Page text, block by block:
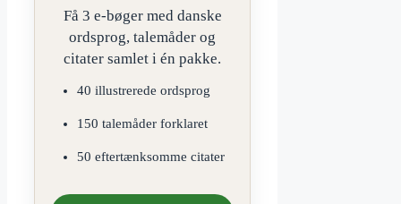
Få 3 e-bøger med danske
ordsprog, talemåder og
citater samlet i én pakke.
40 illustrerede ordsprog
150 talemåder forklaret
50 eftertænksomme citater